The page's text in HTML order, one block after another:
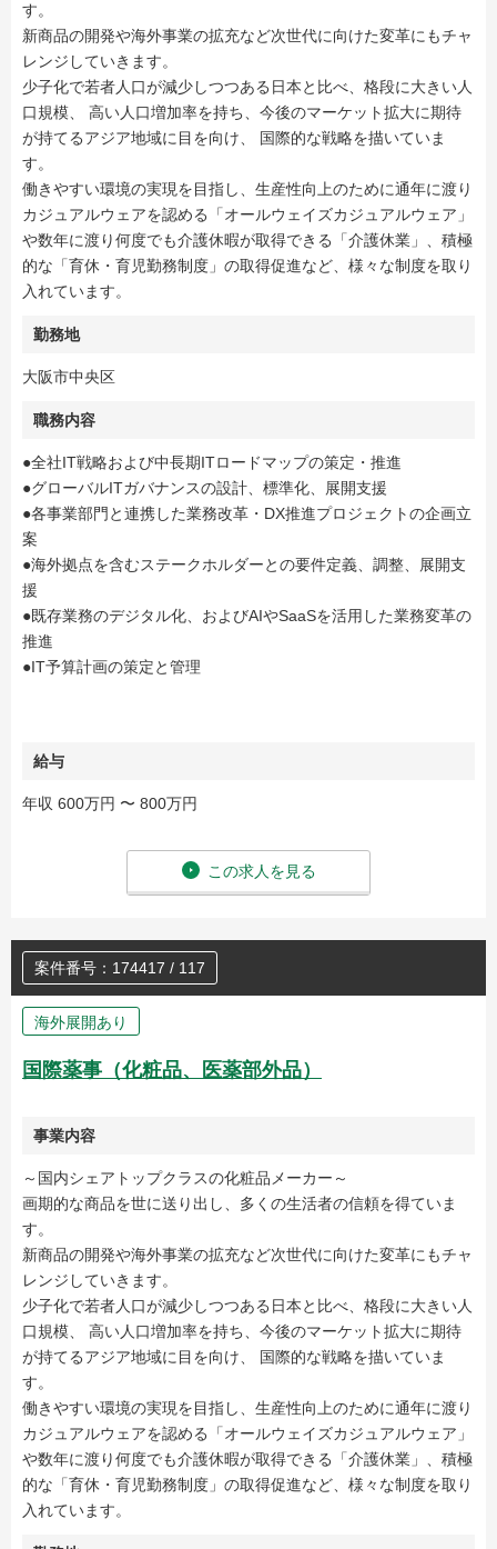
す。
新商品の開発や海外事業の拡充など次世代に向けた変革にもチャ
レンジしていきます。
少子化で若者人口が減少しつつある日本と比べ、格段に大きい人
口規模、 高い人口増加率を持ち、今後のマーケット拡大に期待
が持てるアジア地域に目を向け、 国際的な戦略を描いていま
す。
働きやすい環境の実現を目指し、生産性向上のために通年に渡り
カジュアルウェアを認める「オールウェイズカジュアルウェア」
や数年に渡り何度でも介護休暇が取得できる「介護休業」、積極
的な「育休・育児勤務制度」の取得促進など、様々な制度を取り
入れています。
勤務地
大阪市中央区
職務内容
●全社IT戦略および中⾧期ITロードマップの策定・推進
●グローバルITガバナンスの設計、標準化、展開支援
●各事業部門と連携した業務改革・DX推進プロジェクトの企画立
案
●海外拠点を含むステークホルダーとの要件定義、調整、展開支
援
●既存業務のデジタル化、およびAIやSaaSを活用した業務変革の
推進
●IT予算計画の策定と管理
給与
年収 600万円 〜 800万円
この求人を見る
案件番号：174417 / 117
海外展開あり
国際薬事（化粧品、医薬部外品）
事業内容
～国内シェアトップクラスの化粧品メーカー～
画期的な商品を世に送り出し、多くの生活者の信頼を得ていま
す。
新商品の開発や海外事業の拡充など次世代に向けた変革にもチャ
レンジしていきます。
少子化で若者人口が減少しつつある日本と比べ、格段に大きい人
口規模、 高い人口増加率を持ち、今後のマーケット拡大に期待
が持てるアジア地域に目を向け、 国際的な戦略を描いていま
す。
働きやすい環境の実現を目指し、生産性向上のために通年に渡り
カジュアルウェアを認める「オールウェイズカジュアルウェア」
や数年に渡り何度でも介護休暇が取得できる「介護休業」、積極
的な「育休・育児勤務制度」の取得促進など、様々な制度を取り
入れています。